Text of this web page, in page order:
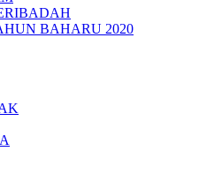
BAHARU 2020